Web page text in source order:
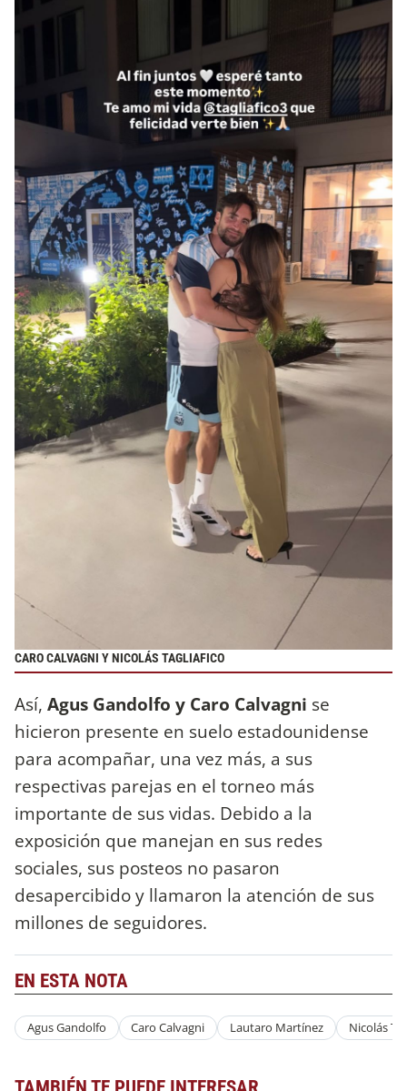
CARO CALVAGNI Y NICOLÁS TAGLIAFICO
Así, Agus Gandolfo y Caro Calvagni se
hicieron presente en suelo estadounidense
para acompañar, una vez más, a sus
respectivas parejas en el torneo más
importante de sus vidas. Debido a la
exposición que manejan en sus redes
sociales, sus posteos no pasaron
desapercibido y llamaron la atención de sus
millones de seguidores.
EN ESTA NOTA
Agus Gandolfo Caro Calvagni Lautaro Martínez Nicolás